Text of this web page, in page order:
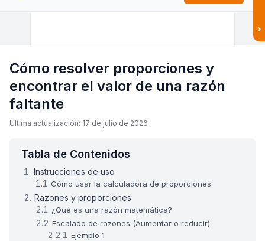
›
Cómo resolver proporciones y
encontrar el valor de una razón
faltante
Última actualización: 17 de julio de 2026
Tabla de Contenidos
Instrucciones de uso
Cómo usar la calculadora de proporciones
Razones y proporciones
¿Qué es una razón matemática?
Escalado de razones (Aumentar o reducir)
Ejemplo 1